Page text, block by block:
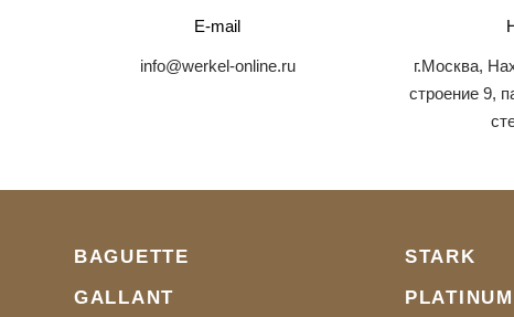
E-mail
info@werkel-online.ru
г.Москва,
строение 9,
BAGUETTE
GALLANT
STARK
PLATINUM